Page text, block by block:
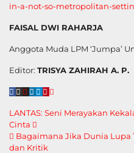
in-a-not-so-metropolitan-
FAISAL DWI RAHARJA
Anggota Muda LPM ‘Jumpa’
Editor: TRISYA ZAHIRAH A. P.
Navigasi
pos
LANTAS: Seni Merayakan
Cinta
Bagaimana Jika Dunia Lupa
dan Kritik